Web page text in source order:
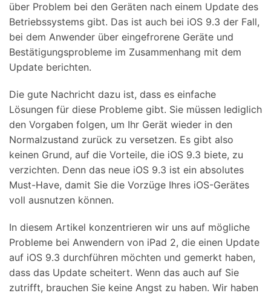
über Problem bei den Geräten nach einem Update des
Betriebssystems gibt. Das ist auch bei iOS 9.3 der Fall,
bei dem Anwender über eingefrorene Geräte und
Bestätigungsprobleme im Zusammenhang mit dem
Update berichten.
Die gute Nachricht dazu ist, dass es einfache
Lösungen für diese Probleme gibt. Sie müssen lediglich
den Vorgaben folgen, um Ihr Gerät wieder in den
Normalzustand zurück zu versetzen. Es gibt also
keinen Grund, auf die Vorteile, die iOS 9.3 biete, zu
verzichten. Denn das neue iOS 9.3 ist ein absolutes
Must-Have, damit Sie die Vorzüge Ihres iOS-Gerätes
voll ausnutzen können.
In diesem Artikel konzentrieren wir uns auf mögliche
Probleme bei Anwendern von iPad 2, die einen Update
auf iOS 9.3 durchführen möchten und gemerkt haben,
dass das Update scheitert. Wenn das auch auf Sie
zutrifft, brauchen Sie keine Angst zu haben. Wir haben